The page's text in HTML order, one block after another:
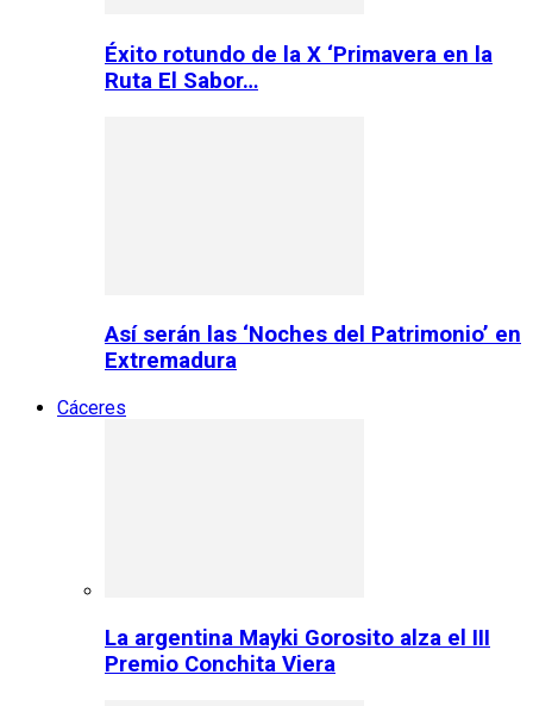
Éxito rotundo de la X ‘Primavera en la
Ruta El Sabor…
Así serán las ‘Noches del Patrimonio’ en
Extremadura
Cáceres
La argentina Mayki Gorosito alza el III
Premio Conchita Viera